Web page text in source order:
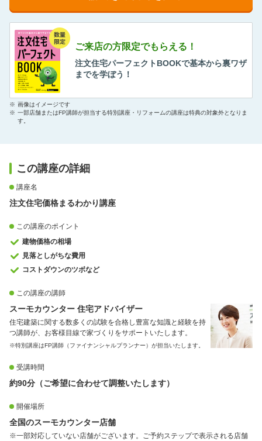
ご来店の方限定でもらえる！
注文住宅パーフェクトBOOKで基本から裏ワザ
までを学ぼう！
※ 画像はイメージです
※ 一部店舗またはFP講師が担当する特別講座・リフォームの講座は特典の対象外となりま
す。
この講座の詳細
講座名
注文住宅価格まるわかり講座
この講座のポイント
建物価格の相場
見落としがちな費用
コストダウンのツボなど
この講座の講師
スーモカウンター 住宅アドバイザー
住宅建築に関する数多くの試験を合格し豊富な知識と経験を持
つ講師が、お客様目線で家づくりをサポートいたします。
※特別講座はFP講師（ファイナンシャルプランナー）が担当いたします。
受講時間
約90分（ご希望に合わせて調整いたします）
開催場所
全国のスーモカウンター店舗
※一部対応していない店舗がございます。ご予約ステップで表示される店舗